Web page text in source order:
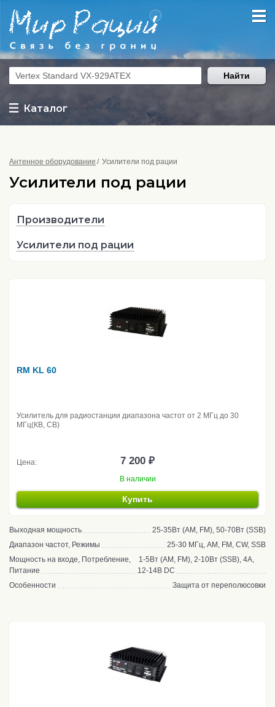
Каталог
Найти
Антенное оборудование Усилители под рации
Усилители под рации
Производители
Усилители под рации
RM KL 60
Усилитель для радиостанции диапазона частот от 2 МГц до 30
МГц(КВ, CB)
Цена: 7 200 ₽
В наличии
Купить
Выходная мощность
25-35Вт (AM, FM), 50-70Вт (SSB)
Диапазон частот, Режимы
25-30 МГц, AM, FM, CW, SSB
Мощность на входе, Потребление,
Питание
1-5Вт (AM, FM), 2-10Вт (SSB), 4А,
12-14В DC
Особенности
Защита от переполюсовки